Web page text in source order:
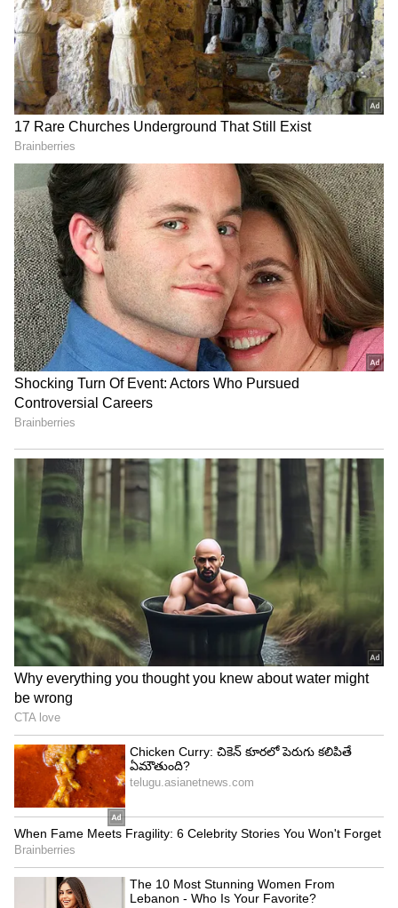
Image Credit :Getty
కొబ్బరి నీరు ఎందుకు అంత స్వచ్ఛంగా ఉంటుంది?
చెట్టు వేర్ల నుంచి పైకి వచ్చే నీరు అనేక సహజ వడపోత
ప్రక్రియల ద్వారా ప్రయాణిస్తుంది. ఈ క్రమంలో దుమ్ము, ధూళి,
బ్యాక్టీరియా వంటి హానికర పదార్థాలు లోపలికి చేరే
అవకాశం చాలా తక్కువ. అంతేకాకుండా కొబ్బరికాయ గట్టి
పెంకుతో పూర్తిగా మూసివేసి ఉంటుంది. అందువల్ల బయట
ఉన్న కలుషిత పదార్థాలు లోపలికి ప్రవేశించలేవు. ఈ
కారణంగానే కొబ్బరి నీరు సహజంగా స్వచ్ఛంగా, పరిశుభ్రంగా
ఉంటుంది.
4
Image Credit :
కొబ్బరికాయ ప‌క్వానికి వ‌చ్చాక ఏం జ‌రుగుతుంది.?
కొబ్బరికాయ క్రమంగా పరిపక్వ దశకు చేరుకున్నప్పుడు
లోపల రసాయన మార్పులు ప్రారంభమవుతాయి.
ద్రవరూపంలో ఉన్న ఎండోస్పెర్మ్ క్రమంగా చిక్కబడుతూ
కొబ్బరికాయ గోడలపై పేరుకుపోతుంది. మొదట ఇది మెత్తగా
జెల్లీలా ఉండి మనం "కొబ్బరి మలై" లేదా "కొబ్బరి మీగడ"గా